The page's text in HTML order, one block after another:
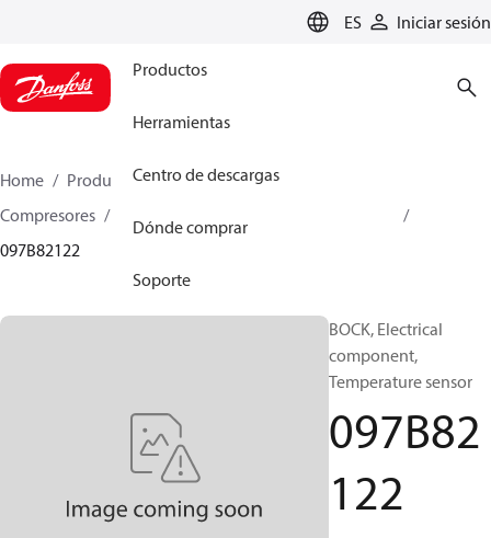
ES Iniciar sesión
Productos
Herramientas
Centro de descargas
Dónde comprar
Soporte
Home Productos
Climate Solutions for heating
Compresores
097B82122
BOCK, Electrical
component,
Temperature sensor
097B82
122